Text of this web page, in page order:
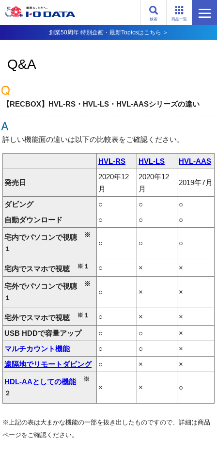
商品一覧
検索
創業50周年 特別企画・最新Topicsはこちら ＞
Q&A
【RECBOX】HVL-RS・HVL-LS・HVL-AASシリーズの違い
詳しい機能面の違いは以下の比較表をご確認ください。
HVL-RS HVL-LS HVL-AAS
発売日
2020年12
月
2020年12
月
2019年7月
ダビング ○ ○
○
自動ダウンロード
○ ○ ○
宅内でパソコンで視聴 ※
１
○ ○ ○
宅内でスマホで視聴 ※１ ○ × ×
宅外でパソコンで視聴 ※
１
○ × ×
宅外でスマホで視聴 ※１ ○ ×
×
USB HDDで容量アップ
○ ○
×
マルチカウント機能
○ ○
×
遠隔地でリモートダビング
○ × ×
HDL-AAとしての機能 ※
２
× × ○
※上記の表は大まかな機能の一部を抜き出したものですので、詳細は商品
ページをご確認ください。